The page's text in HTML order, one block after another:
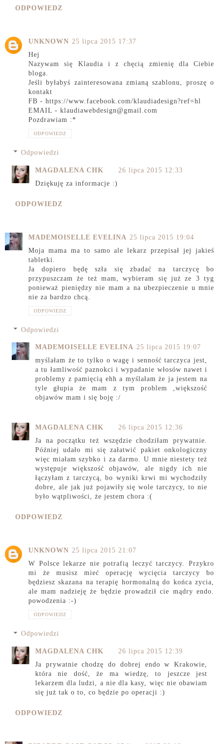
ODPOWIEDZ
UNKNOWN 25 lipca 2015 17:37
Hej
Nazywam się Klaudia i z chęcią zmienię dla Ciebie
bloga.
Jeśli byłabyś zainteresowana zmianą szablonu, proszę o
kontakt
FB - https://www.facebook.com/klaudiadesign?ref=hl
EMAIL - klaudiawebdesign@gmail.com
Pozdrawiam :*
ODPOWIEDZ
Odpowiedzi
MAGDALENA CHK
26 lipca 2015 12:33
Dziękuję za informacje :)
ODPOWIEDZ
MADEMOISELLE EVELINA 25 lipca 2015 19:04
Moja mama ma to samo ale lekarz przepisał jej jakieś
tabletki.
Ja dopiero będę szła się zbadać na tarczycę bo
przypuszczam że też mam, wybieram się już ze 3 tyg
ponieważ pieniędzy nie mam a na ubezpieczenie u mnie
nie za bardzo chcą.
ODPOWIEDZ
Odpowiedzi
MADEMOISELLE EVELINA 25 lipca 2015 19:07
myślałam że to tylko o wagę i senność tarczyca jest,
a tu łamliwość paznokci i wypadanie włosów nawet i
problemy z pamięcią ehh a myślałam że ja jestem na
tyle głupia że mam z tym problem ,większość
objawów mam i się boję :/
MAGDALENA CHK
26 lipca 2015 12:36
Ja na początku też wszędzie chodziłam prywatnie.
Później udało mi się załatwić pakiet onkologiczny
więc miałam szybko i za darmo. U mnie niestety też
występuje większość objawów, ale nigdy ich nie
łączyłam z tarczycą, bo wyniki krwi mi wychodziły
dobre, ale jak już pojawiły się wole tarczycy, to nie
było wątpliwości, że jestem chora :(
ODPOWIEDZ
UNKNOWN 25 lipca 2015 21:07
W Polsce lekarze nie potrafią leczyć tarczycy. Przykro
mi że musisz mieć operację wycięcia tarczycy bo
będziesz skazana na terapię hormonalną do końca zycia,
ale mam nadzieję że będzie prowadził cie mądry endo.
powodzenia :-)
ODPOWIEDZ
Odpowiedzi
MAGDALENA CHK
26 lipca 2015 12:39
Ja prywatnie chodzę do dobrej endo w Krakowie,
która nie dość, że ma wiedzę, to jeszcze jest
lekarzem dla ludzi, a nie dla kasy, więc nie obawiam
się już tak o to, co będzie po operacji :)
ODPOWIEDZ